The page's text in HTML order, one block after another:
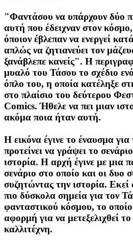
"Φαντάσου να υπάρχουν δύο
αυτή που έδειχναν στον
όποιον έβλεπαν να ενεργεί
απλώς να ζητιανεύει τον
ξανάβλεπε κανείς". Η
μυαλό του Τάσου το σχέδιο
όπλο του, η οποία κατέληξε
στο πλαίσιο του δεύτερου
Comics. Ήθελε να πει μιαν
ακόμα ποια ήταν αυτή.
Η εικόνα έγινε το έναυσμα
προτείνει να γράψει το
ιστορία. Η αρχή έγινε με μια
σενάριο στο οποίο και οι δυο
συζητώντας την ιστορία. Εκεί
πιο δύσκολα σημεία για τον
φανταστικού κόσμου, το οποίο
αφορμή για να μετεξελιχθεί
καλλιτέχνη.